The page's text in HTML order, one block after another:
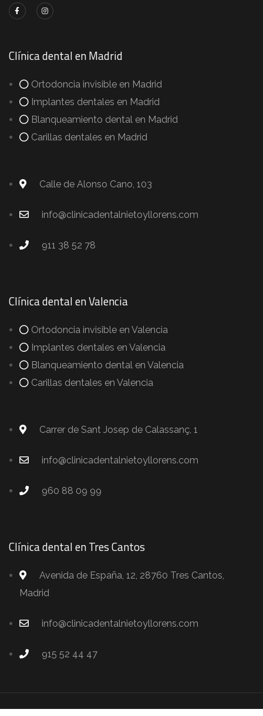
Clínica dental en Madrid
Ortodoncia invisible en Madrid
Implantes dentales en Madrid
Blanqueamiento dental en Madrid
Carillas dentales en Madrid
Calle de Alonso Cano, 103
info@clinicadentalnietoyllorens.com
911 38 52 78
Clínica dental en Valencia
Ortodoncia invisible en Valencia
Implantes dentales en Valencia
Blanqueamiento dental en Valencia
Carillas dentales en Valencia
Carrer de Sant Josep de Calassanç, 1
info@clinicadentalnietoyllorens.com
960 88 09 99
Clínica dental en Tres Cantos
Avenida de España, 12, 28760 Tres Cantos,
Madrid
info@clinicadentalnietoyllorens.com
915 52 44 47